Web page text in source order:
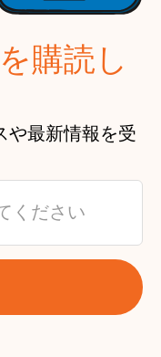
購読し
や最新情報を受